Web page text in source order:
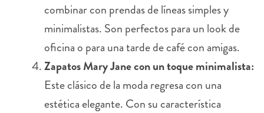
combinar con prendas de líneas simples y
minimalistas. Son perfectos para un look de
oficina o para una tarde de café con amigas.
Zapatos Mary Jane con un toque minimalista:
Este clásico de la moda regresa con una
estética elegante. Con su característica